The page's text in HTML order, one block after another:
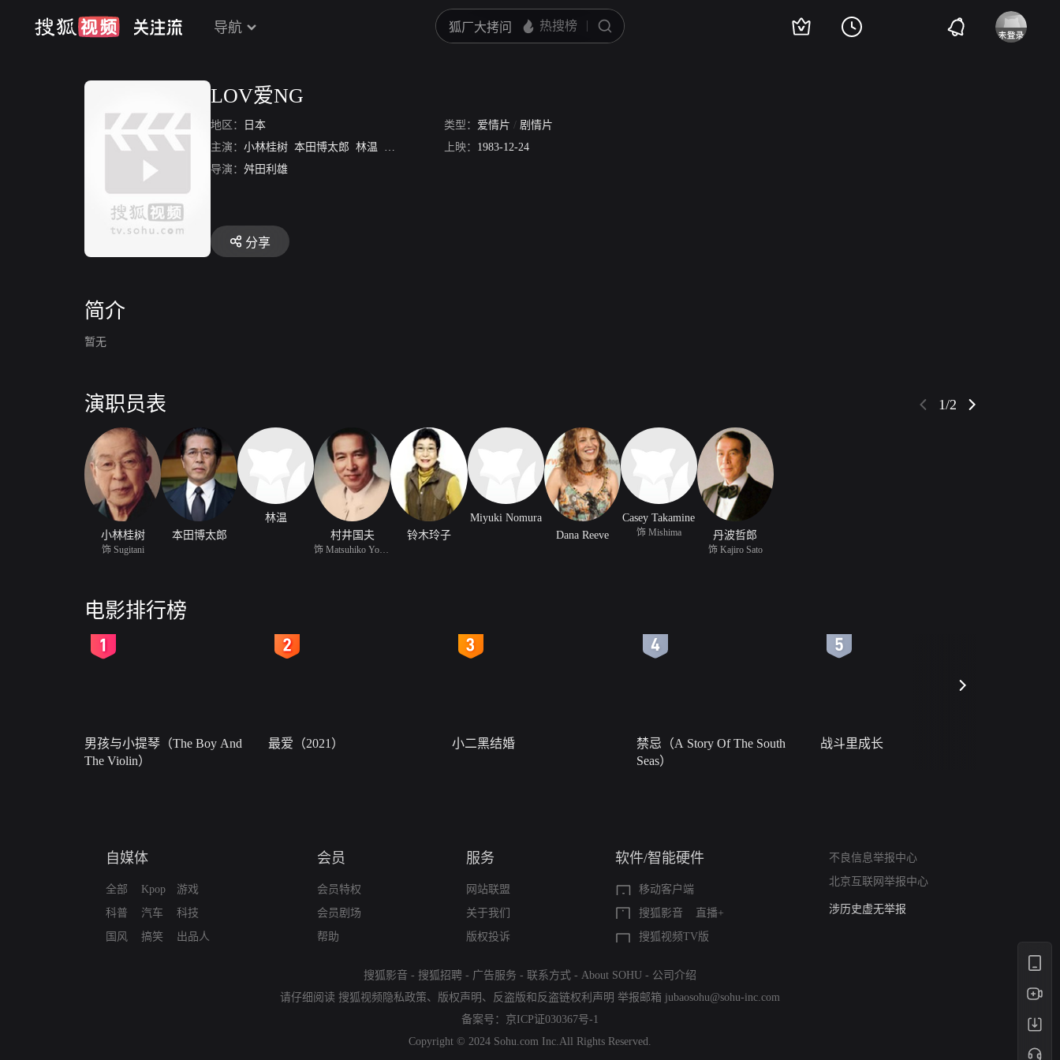
导航
LOV爱NG
地区： 日本 类型： 爱情片 / 剧情片
主演： 小林桂树 本田博太郎 林温 村井国夫 铃木玲子 Miyuki Nomura
上映： 1983-12-24
导演： 舛田利雄
分享
简介
暂无
演职员表 1/2
小林桂树
饰 Sugitani
本田博太郎
林温
村井国夫
铃木玲子
Miyuki Nomura
Dana Reeve
Casey Takamine
饰 Mishima 丹波哲郎
饰 Kajiro Sato
电影排行榜
男孩与小提琴（The Boy And
The Violin）
最爱（2021） 小二黑结婚
禁忌（A Story Of The South
Seas）
战斗里成长
自媒体
全部
科普
国风
Kpop
汽车
搞笑
游戏
科技
出品人
会员
会员特权
会员剧场
帮助
服务
网站联盟
关于我们
版权投诉
软件/智能硬件
移动客户端
搜狐影音
直播+
搜狐视频TV版
不良信息举报中心
北京互联网举报中心
亚运会举报专区
涉历史虚无举报
搜狐影音 - 搜狐招聘 - 广告服务 - 联系方式 - About SOHU - 公司介绍
请仔细阅读 搜狐视频隐私政策、 版权声明 、 反盗版和反盗链权利声明 举报邮箱 jubaosohu@sohu-inc.com
备案号： 京ICP证030367号-1
Copyright © 2024 Sohu.com Inc.All Rights Reserved.